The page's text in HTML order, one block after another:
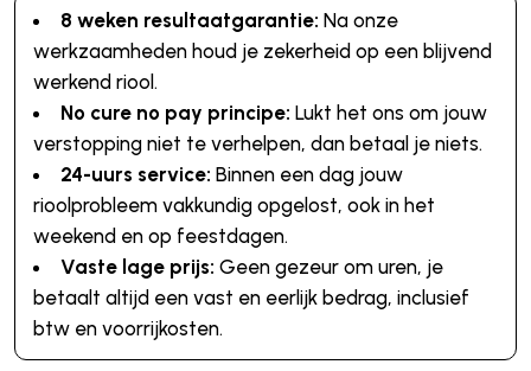
8 weken resultaatgarantie: Na onze
werkzaamheden houd je zekerheid op een blijvend
werkend riool.
No cure no pay principe: Lukt het ons om jouw
verstopping niet te verhelpen, dan betaal je niets.
24-uurs service: Binnen een dag jouw
rioolprobleem vakkundig opgelost, ook in het
weekend en op feestdagen.
Vaste lage prijs: Geen gezeur om uren, je
betaalt altijd een vast en eerlijk bedrag, inclusief
btw en voorrijkosten.